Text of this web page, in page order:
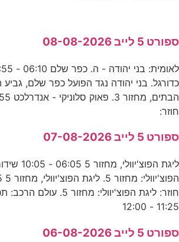
ספורט 5 לייב 08-08-2026
כדורגל. בני יהודה נגד הפועל כפר שלם,
חוזר:
ספורט 5 לייב 07-08-2026
ליגת
חוזר: ליגת הפוצ'יוולי:
11:25 - 12:00
ספורט 5 לייב 06-08-2026